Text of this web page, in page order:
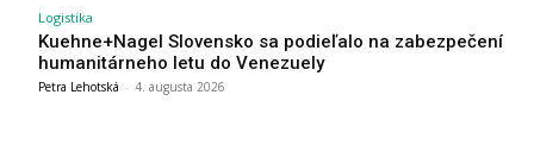
Logistika
Kuehne+Nagel Slovensko sa podieľalo na zabezpečení
humanitárneho letu do Venezuely
Petra Lehotská - 4. augusta 2026